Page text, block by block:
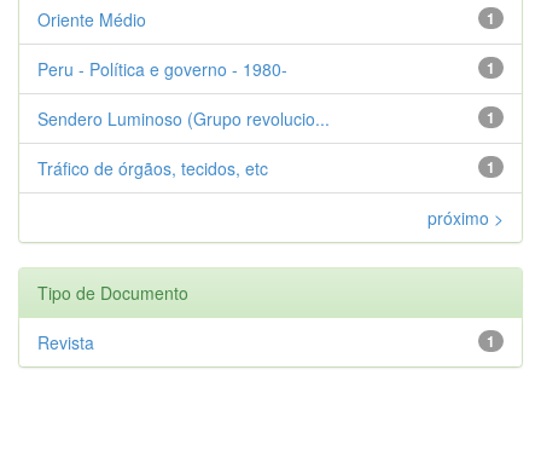
1
Oriente Médio
1
Peru - Política e governo - 1980-
1
Sendero Luminoso (Grupo revolucio...
1
Tráfico de órgãos, tecidos, etc
próximo >
Tipo de Documento
1
Revista